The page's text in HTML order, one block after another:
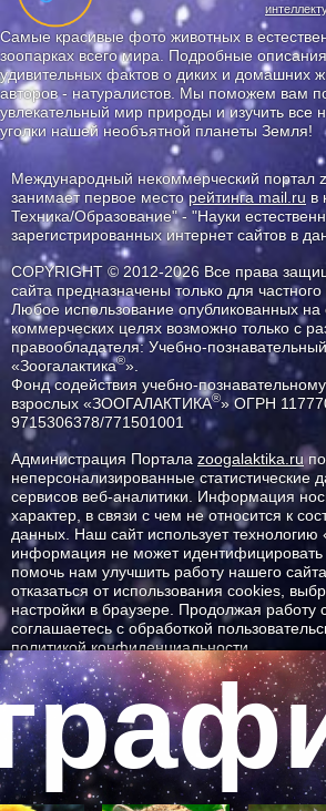
Самые красивые фото животных в
зоопарках всего мира. Подробные
удивительных фактов о диких и домашних
авторов - натуралистов. Мы поможем вам
увлекательный мир природы и изучить все
уголки нашей необъятной планеты Земля!
Международный некоммерческий портал
занимает первое месторейтинга mail.ru в
Техника/Образование" - "Науки
зарегистрированных интернет сайтов в
COPYRIGHT © 2012-2026 Все права
сайта предназначены только для частного
Любое использование опубликованных на
коммерческих целях возможно только с
правообладателя: Учебно-
«Зоогалактика®».
Фонд содействия учебно-
взрослых «ЗООГАЛАКТИКА®» ОГРН
9715306378/771501001
Администрация Портала zoogalaktika.ru
неперсонализированные
сервисов веб-аналитики. Информация
характер, в связи с чем не относится к
данных. Наш сайт использует технологию
информация не может идентифицировать
помочь нам улучшить работу нашего
отказаться от использования cookies,
настройки в браузере. Продолжая работу
соглашаетесь с обработкой
политикой конфиденциальности.
ID ресурса: 3220
Все самое